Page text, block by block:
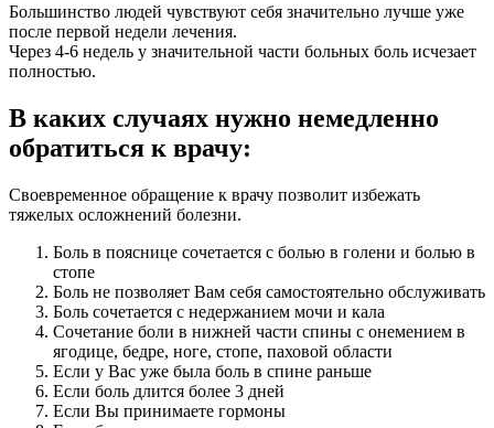
Большинство людей чувствуют себя значительно лучше уже
после первой недели лечения.
Через 4-6 недель у значительной части больных боль исчезает
полностью.
В каких случаях нужно немедленно
обратиться к врачу:
Своевременное обращение к врачу позволит избежать
тяжелых осложнений болезни.
Боль в пояснице сочетается с болью в голени и болью в
стопе
Боль не позволяет Вам себя самостоятельно обслуживать
Боль сочетается с недержанием мочи и кала
Сочетание боли в нижней части спины с онемением в
ягодице, бедре, ноге, стопе, паховой области
Если у Вас уже была боль в спине раньше
Если боль длится более 3 дней
Если Вы принимаете гормоны